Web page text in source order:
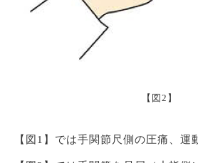
【図2】
【図1】では手関節尺側の圧痛、運